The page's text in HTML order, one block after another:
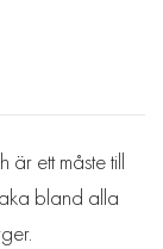
ett måste till
bland alla